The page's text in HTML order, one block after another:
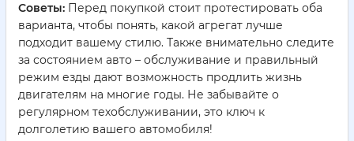
Советы: Перед покупкой стоит протестировать оба
варианта, чтобы понять, какой агрегат лучше
подходит вашему стилю. Также внимательно следите
за состоянием авто – обслуживание и правильный
режим езды дают возможность продлить жизнь
двигателям на многие годы. Не забывайте о
регулярном техобслуживании, это ключ к
долголетию вашего автомобиля!